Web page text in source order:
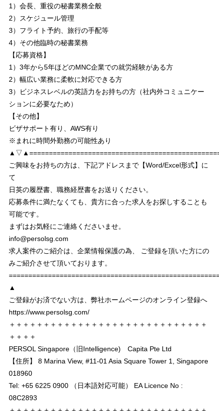
1）会長、重役の秘書業務全般
2）スケジュール管理
3）フライト予約、旅行の手配等
4）その他臨時の秘書業務
【応募資格】
1）3年から5年ほどのMNC企業での就労経験がある方
2）幅広い業務に柔軟に対応できる方
3）ビジネスレベルの英語力をお持ちの方（社内外コミュニケー
ションに必要なため）
【その他】
ビザサポート有り、AWS有り
※まれに時間外勤務の可能性あり
ご興味をお持ちの方は、下記アドレスまで【Word/Excel形式】に
て
日英の履歴書、職務経歴書をお送りください。
応募条件に満たなくても、貴方に合った求人をお探しすることも
可能です。
まずはお気軽にご連絡くださいませ。
info@persolsg.com
求人案件のご紹介は、企業情報保護の為、 ご登録を頂いた方にの
みご紹介させて頂いております。
▲
ご登録がお済でない方は、弊社ホームページのオンライン登録へ
https://www.persolsg.com/
＋＋＋＋＋＋＋＋＋＋＋＋＋＋＋＋＋＋＋＋＋＋＋＋＋＋＋＋＋
＋＋＋＋
PERSOL Singapore（旧Intelligence) Capita Pte Ltd
【住所】 8 Marina View, #11-01 Asia Square Tower 1, Singapore
018960
Tel: +65 6225 0900 （日本語対応可能） EA Licence No :
08C2893